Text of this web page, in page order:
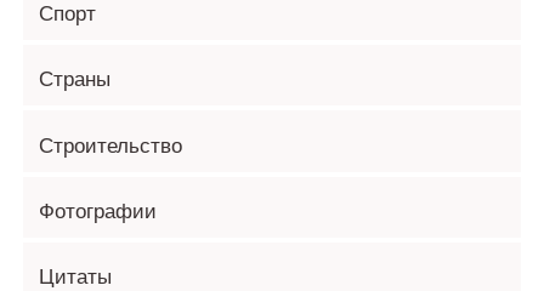
Спорт
Страны
Строительство
Фотографии
Цитаты